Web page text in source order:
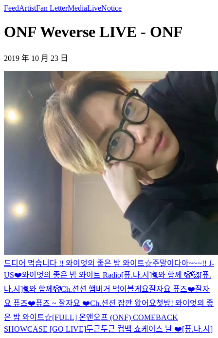
FeedArtistFan LetterMediaLiveNotice
ONF Weverse LIVE - ONF
2019 年 10 月 23 日
드디어 먹습니다 !! 와이엇의 좋은 밤 와이트☆주말이다아~~~!! J-
US❤️와이엇의 좋은 밤 와이트 Radio[퓨.나.시]🐈와 함께 🤡🥰[퓨.
나.시]🐈와 함께🤡Ch.션션 햄버거 먹어볼게요잘자요 퓨즈❤️잘자
요 퓨즈❤️퓨즈 ~ 잘자요 ❤️Ch.션션 잠깐 왔어요첫방! 와이엇의 좋
은 밤 와이트☆[FULL] 온앤오프 (ONF) COMEBACK
SHOWCASE [GO LIVE]두근두근 컴백 쇼케이스 날 ❤️[퓨.나.시]